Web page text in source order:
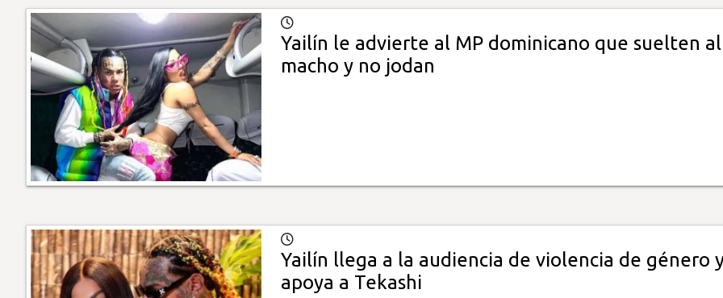
Yailín le advierte al MP dominicano que suelten al
macho y no jodan
Yailín llega a la audiencia de violencia de género
apoya a Tekashi